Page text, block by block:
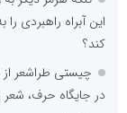
این آبراه راهبردی
کند؟
چیستی طراشعر از
در جایگاه حرف،